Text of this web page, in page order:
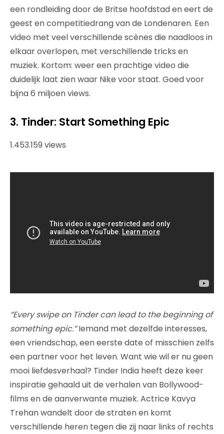
een rondleiding door de Britse hoofdstad en eert de
geest en competitiedrang van de Londenaren. Een
video met veel verschillende scènes die naadloos in
elkaar overlopen, met verschillende tricks en
muziek. Kortom: weer een prachtige video die
duidelijk laat zien waar Nike voor staat. Goed voor
bijna 6 miljoen views.
3. Tinder: Start Something Epic
1.453.159 views
“Every swipe on Tinder can lead to the beginning of
something epic.”Iemand met dezelfde interesses,
een vriendschap, een eerste date of misschien zelfs
een partner voor het leven. Want wie wil er nu geen
mooi liefdesverhaal? Tinder India heeft deze keer
inspiratie gehaald uit de verhalen van Bollywood-
films en de aanverwante muziek. Actrice Kavya
Trehan wandelt door de straten en komt
verschillende heren tegen die zij naar links of rechts